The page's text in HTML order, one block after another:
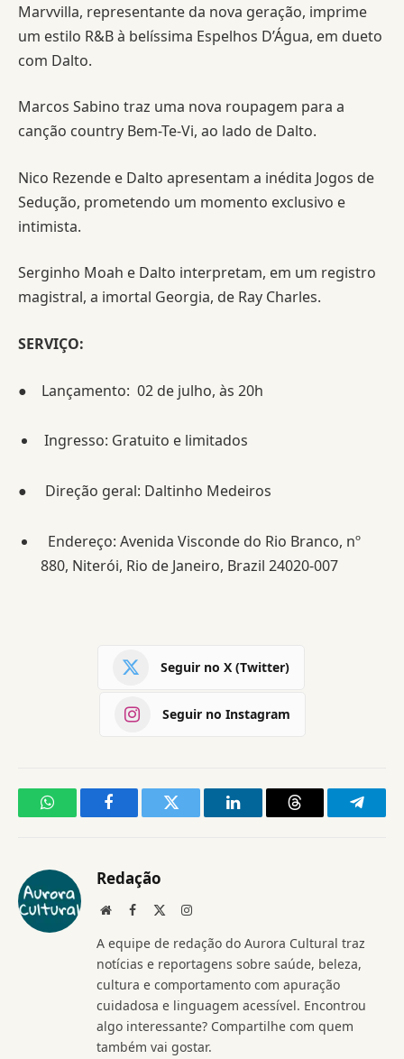
Marvvilla, representante da nova geração, imprime
um estilo R&B à belíssima Espelhos D’Água, em dueto
com Dalto.
Marcos Sabino traz uma nova roupagem para a
canção country Bem-Te-Vi, ao lado de Dalto.
Nico Rezende e Dalto apresentam a inédita Jogos de
Sedução, prometendo um momento exclusivo e
intimista.
Serginho Moah e Dalto interpretam, em um registro
magistral, a imortal Georgia, de Ray Charles.
SERVIÇO:
● Lançamento: 02 de julho, às 20h
Ingresso: Gratuito e limitados
● Direção geral: Daltinho Medeiros
Endereço: Avenida Visconde do Rio Branco, nº
880, Niterói, Rio de Janeiro, Brazil 24020-007
Seguir no X (Twitter)
Seguir no Instagram
WhatsAppFacebookTwitter LinkedInThreads
Redação
WebsiteFacebook Instagram
A equipe de redação do Aurora Cultural traz
notícias e reportagens sobre saúde, beleza,
cultura e comportamento com apuração
cuidadosa e linguagem acessível. Encontrou
algo interessante? Compartilhe com quem
também vai gostar.